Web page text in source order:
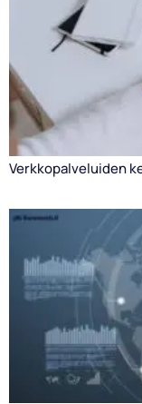
Verkkopalveluiden